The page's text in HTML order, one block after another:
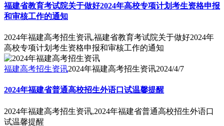
福建省教育考试院关于做好2024年高校专项计划考生资格申报
和审核工作的通知
2024年福建高考招生资讯,福建省教育考试院关于做好2024年
高校专项计划考生资格申报和审核工作的通知
福建高考招生资讯2024年福建高考招生资讯2024/4/7
2024年福建省普通高校招生外语口试温馨提醒
2024年福建高考招生资讯,2024年福建省普通高校招生外语口
试温馨提醒